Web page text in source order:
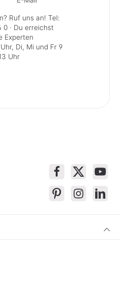
Ruf uns an! Tel:
0· Du erreichst
Experten
Di, Mi und Fr 9
Uhr